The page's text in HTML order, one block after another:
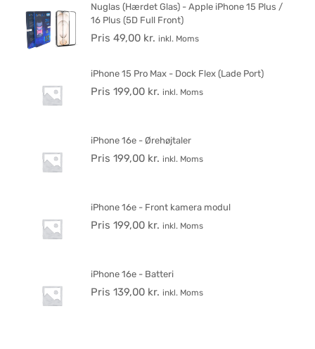
Nuglas (Hærdet Glas) - Apple iPhone 15 Plus /
16 Plus (5D Full Front)
Pris 49,00 kr. inkl. Moms
iPhone 15 Pro Max - Dock Flex (Lade Port)
Pris 199,00 kr. inkl. Moms
iPhone 16e - Ørehøjtaler
Pris 199,00 kr. inkl. Moms
iPhone 16e - Front kamera modul
Pris 199,00 kr. inkl. Moms
iPhone 16e - Batteri
Pris 139,00 kr. inkl. Moms